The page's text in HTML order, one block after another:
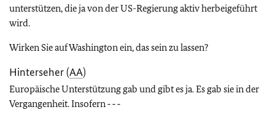
unterstützen, die ja von der US-Regierung aktiv herbeigeführt
wird.
Wirken Sie auf Washington ein, das sein zu lassen?
Hinterseher (AA)
Europäische Unterstützung gab und gibt es ja. Es gab sie in der
Vergangenheit. Insofern ‑ ‑ ‑